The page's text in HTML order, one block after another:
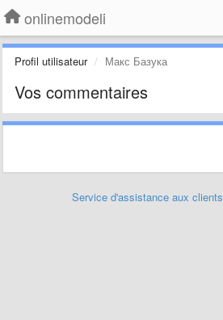
onlinemodeli
Profil utilisateur Макс Базука
Vos commentaires
Service d'assistance aux clients